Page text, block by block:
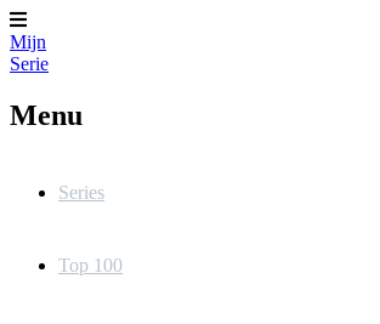
Mijn
Serie
Menu
Series
Top 100